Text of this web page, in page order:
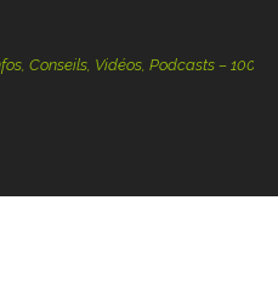
Conseils, Vidéos, Podcasts – 100 %